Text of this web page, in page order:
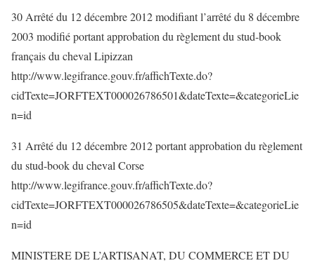
30 Arrêté du 12 décembre 2012 modifiant l’arrêté du 8 décembre
2003 modifié portant approbation du règlement du stud-book
français du cheval Lipizzan
http://www.legifrance.gouv.fr/affichTexte.do?
cidTexte=JORFTEXT000026786501&dateTexte=&categorieLie
n=id
31 Arrêté du 12 décembre 2012 portant approbation du règlement
du stud-book du cheval Corse
http://www.legifrance.gouv.fr/affichTexte.do?
cidTexte=JORFTEXT000026786505&dateTexte=&categorieLie
n=id
MINISTERE DE L’ARTISANAT, DU COMMERCE ET DU